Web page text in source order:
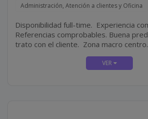
Administración, Atención a clientes y Oficina
Disponibilidad full-time. Experiencia comprobable.
Referencias comprobables. Buena predisposición y
trato con el cliente. Zona macro centro.